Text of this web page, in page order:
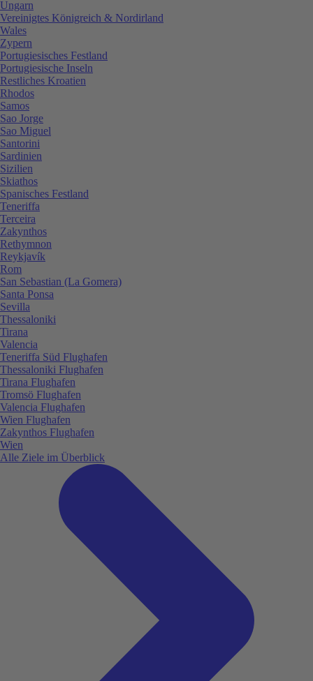
Ungarn
Vereinigtes Königreich & Nordirland
Wales
Zypern
Portugiesisches Festland
Portugiesische Inseln
Restliches Kroatien
Rhodos
Samos
Sao Jorge
Sao Miguel
Santorini
Sardinien
Sizilien
Skiathos
Spanisches Festland
Teneriffa
Terceira
Zakynthos
Rethymnon
Reykjavík
Rom
San Sebastian (La Gomera)
Santa Ponsa
Sevilla
Thessaloniki
Tirana
Valencia
Teneriffa Süd Flughafen
Thessaloniki Flughafen
Tirana Flughafen
Tromsö Flughafen
Valencia Flughafen
Wien Flughafen
Zakynthos Flughafen
Wien
Alle Ziele im Überblick